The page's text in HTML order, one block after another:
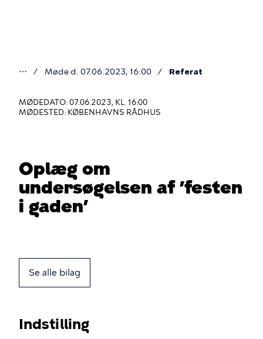
er
her
⋯ Møde d. 07.06.2023, 16:00 Referat
MØDEDATO: 07.06.2023, KL. 16:00
MØDESTED: KØBENHAVNS RÅDHUS
Oplæg om
undersøgelsen af ’festen
i gaden’
Se alle bilag
Indstilling